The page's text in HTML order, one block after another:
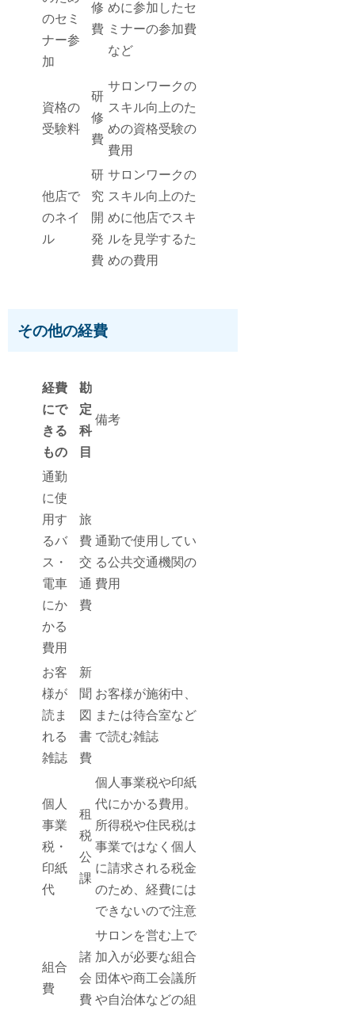
のセミ
ナー参
加
修
費
めに参加したセ
ミナーの参加費
など
資格の
受験料
研
修
費
サロンワークの
スキル向上のた
めの資格受験の
費用
他店で
のネイ
ル
研
究
開
発
費
サロンワークの
スキル向上のた
めに他店でスキ
ルを見学するた
めの費用
その他の経費
経費
にで
きる
もの
勘
定
科
目
備考
通勤
に使
用す
るバ
ス・
電車
にか
かる
費用
旅
費
交
通
費
通勤で使用してい
る公共交通機関の
費用
お客
様が
読ま
れる
雑誌
新
聞
図
書
費
お客様が施術中、
または待合室など
で読む雑誌
個人
事業
税・
印紙
代
租
税
公
課
個人事業税や印紙
代にかかる費用。
所得税や住民税は
事業ではなく個人
に請求される税金
のため、経費には
できないので注意
組合
費
諸
会
費
サロンを営む上で
加入が必要な組合
団体や商工会議所
や自治体などの組